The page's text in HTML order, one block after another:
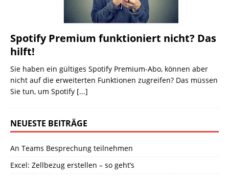
Spotify Premium funktioniert nicht? Das
hilft!
Sie haben ein gültiges Spotify Premium-Abo, können aber
nicht auf die erweiterten Funktionen zugreifen? Das müssen
Sie tun, um Spotify [...]
NEUESTE BEITRÄGE
An Teams Besprechung teilnehmen
Excel: Zellbezug erstellen – so geht’s